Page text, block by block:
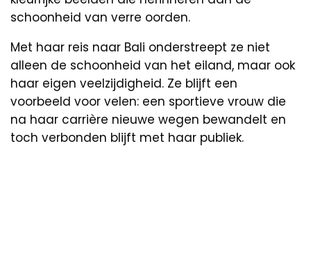
schoonheid van verre oorden.
Met haar reis naar Bali onderstreept ze niet
alleen de schoonheid van het eiland, maar ook
haar eigen veelzijdigheid. Ze blijft een
voorbeeld voor velen: een sportieve vrouw die
na haar carrière nieuwe wegen bewandelt en
toch verbonden blijft met haar publiek.